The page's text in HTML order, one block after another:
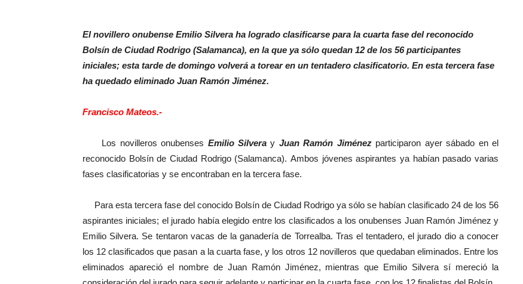
El novillero onubense Emilio Silvera ha logrado clasificarse para la cuarta fase del reconocido
Bolsín de Ciudad Rodrigo (Salamanca), en la que ya sólo quedan 12 de los 56 participantes
iniciales; esta tarde de domingo volverá a torear en un tentadero clasificatorio. En esta tercera fase
ha quedado eliminado Juan Ramón Jiménez.
Francisco Mateos.-
Los novilleros onubenses Emilio Silvera y Juan Ramón Jiménezparticiparon ayer sábado en el
reconocido Bolsín de Ciudad Rodrigo (Salamanca). Ambos jóvenes aspirantes ya habían pasado varias
fases clasificatorias y se encontraban en la tercera fase.
Para esta tercera fase del conocido Bolsín de Ciudad Rodrigo ya sólo se habían clasificado 24 de los 56
aspirantes iniciales; el jurado había elegido entre los clasificados a los onubenses Juan Ramón Jiménez y
Emilio Silvera. Se tentaron vacas de la ganadería de Torrealba. Tras el tentadero, el jurado dio a conocer
los 12 clasificados que pasan a la cuarta fase, y los otros 12 novilleros que quedaban eliminados. Entre los
eliminados apareció el nombre de Juan Ramón Jiménez, mientras que Emilio Silvera sí mereció la